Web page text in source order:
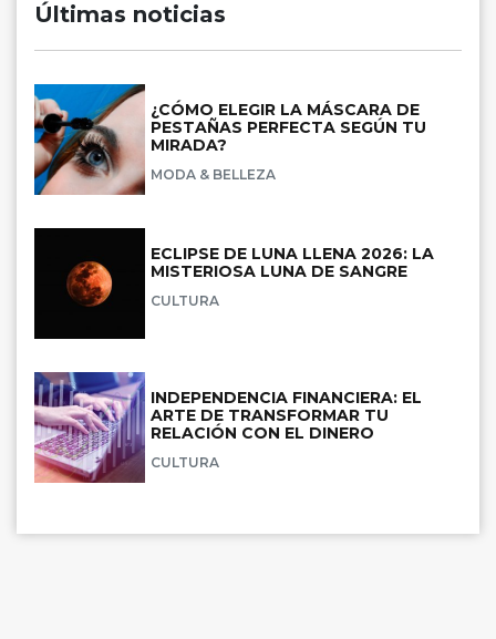
Últimas noticias
¿CÓMO ELEGIR LA MÁSCARA DE
PESTAÑAS PERFECTA SEGÚN TU
MIRADA?
MODA & BELLEZA
ECLIPSE DE LUNA LLENA 2026: LA
MISTERIOSA LUNA DE SANGRE
CULTURA
INDEPENDENCIA FINANCIERA: EL
ARTE DE TRANSFORMAR TU
RELACIÓN CON EL DINERO
CULTURA